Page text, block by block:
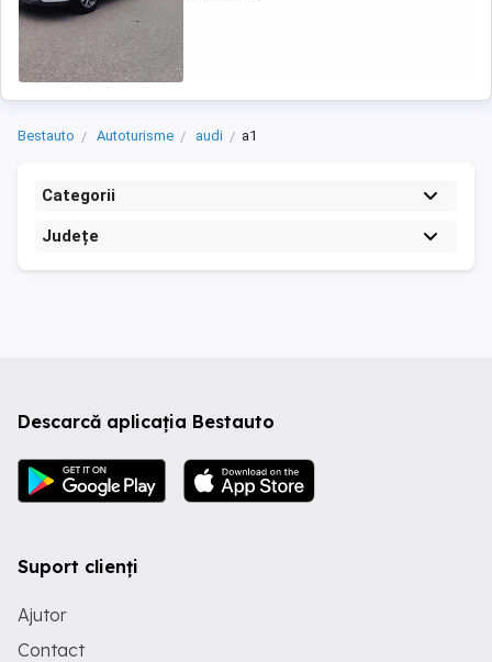
Bestauto Autoturisme audi a1
Categorii
Județe
Descarcă aplicația Bestauto
Suport clienți
Ajutor
Contact